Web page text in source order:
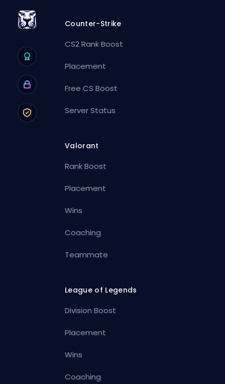
Counter-Strike
CS2 Rank Boost
Placement
Free CS Boost
Server Status
Valorant
Rank Boost
Placement
Wins
Coaching
Teammate
League of Legends
Division Boost
Placement
Wins
Coaching